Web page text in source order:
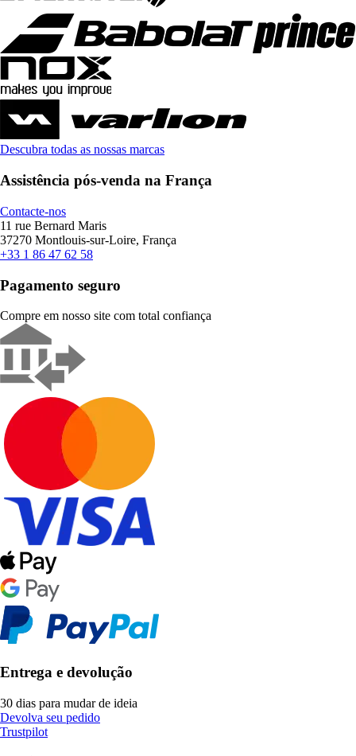
Descubra todas as nossas marcas
Assistência pós-venda na França
Contacte-nos
11 rue Bernard Maris
37270 Montlouis-sur-Loire, França
+33 1 86 47 62 58
Pagamento seguro
Compre em nosso site com total confiança
Entrega e devolução
30 dias para mudar de ideia
Devolva seu pedido
Trustpilot